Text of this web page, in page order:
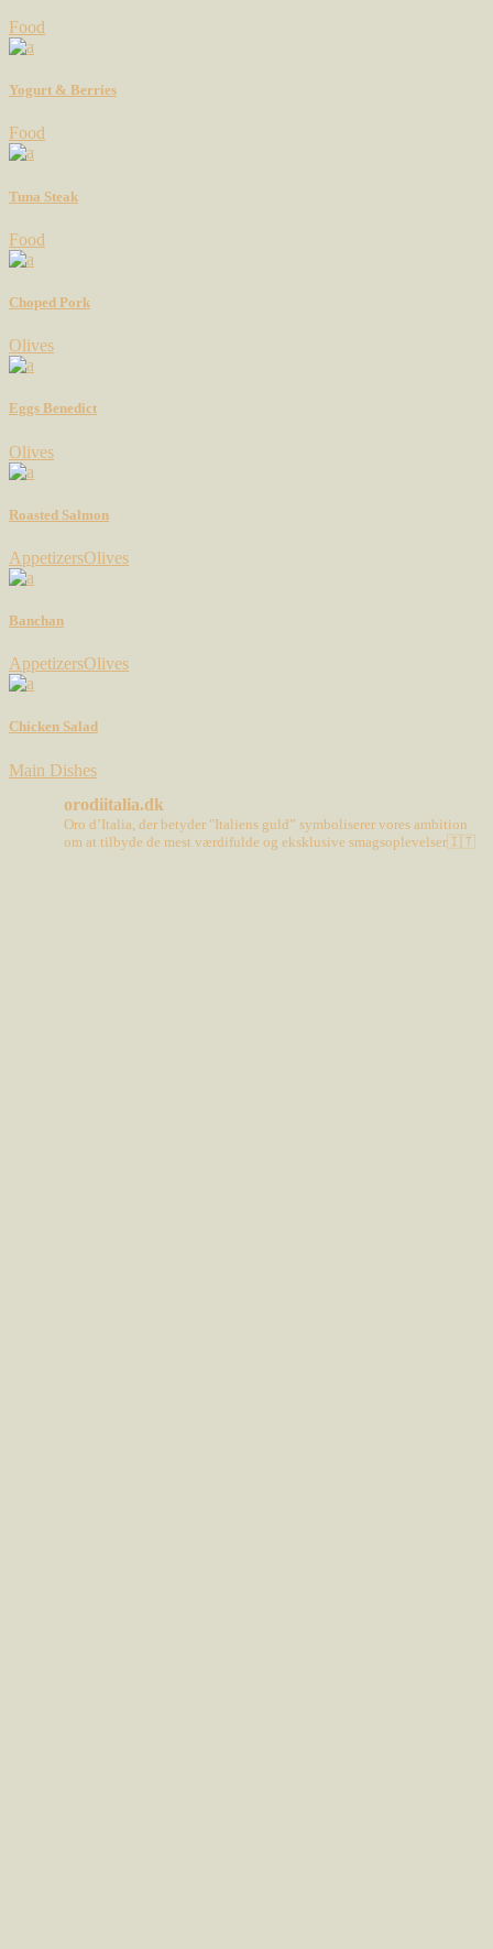
Food
Yogurt & Berries
Food
Tuna Steak
Food
Choped Pork
Olives
Eggs Benedict
Olives
Roasted Salmon
AppetizersOlives
Banchan
AppetizersOlives
Chicken Salad
Main Dishes
orodiitalia.dk
Oro d’Italia, der betyder "Italiens guld” symboliserer vores ambition
om at tilbyde de mest værdifulde og eksklusive smagsoplevelser🇮🇹